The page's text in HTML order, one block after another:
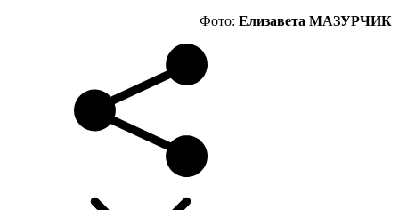
Фото: Елизавета МАЗУРЧИК